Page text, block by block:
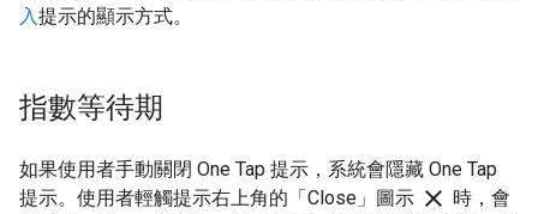
入提示的顯示方式。
指數等待期
如果使用者手動關閉 One Tap 提示，系統會隱藏 One Tap
提示。使用者輕觸提示右上角的「Close」 圖示 close 時，會